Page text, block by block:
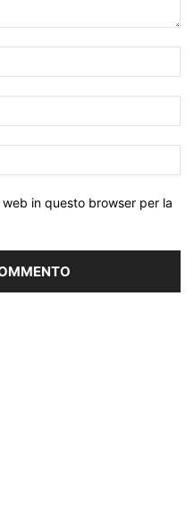
in questo browser per la